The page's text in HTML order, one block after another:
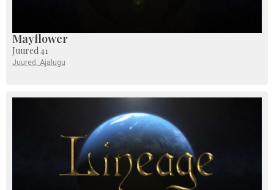
Mayflower
Juured 41
Juured Ajalugu